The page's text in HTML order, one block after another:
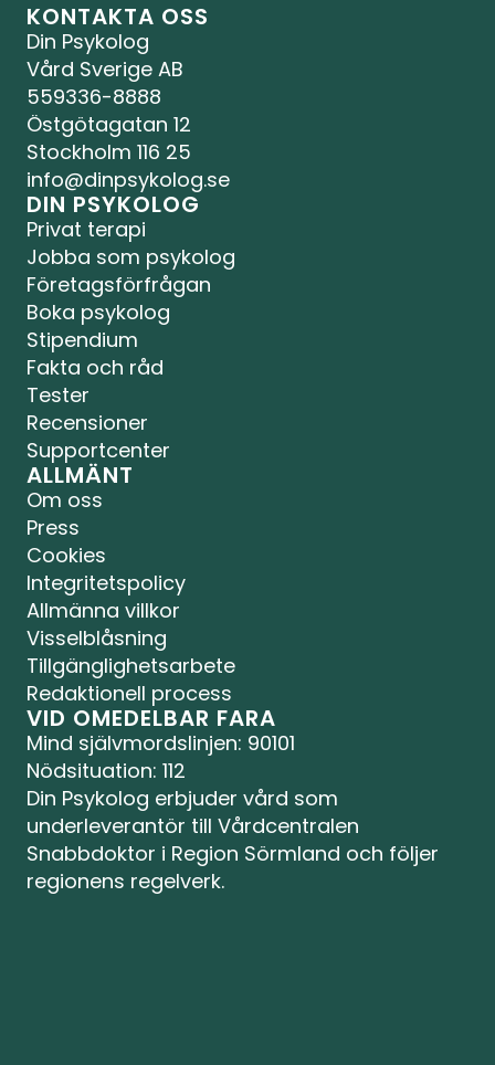
KONTAKTA OSS
Din Psykolog
Vård Sverige AB
559336-8888
Östgötagatan 12
Stockholm 116 25
info@dinpsykolog.se
DIN PSYKOLOG
Privat terapi
Jobba som psykolog
Företagsförfrågan
Boka psykolog
Stipendium
Fakta och råd
Tester
Recensioner
Supportcenter
ALLMÄNT
Om oss
Press
Cookies
Integritetspolicy
Allmänna villkor
Visselblåsning
Tillgänglighetsarbete
Redaktionell process
VID OMEDELBAR FARA
Mind självmordslinjen: 90101
Nödsituation: 112
Din Psykolog erbjuder vård som
underleverantör till Vårdcentralen
Snabbdoktor i Region Sörmland och följer
regionens regelverk.